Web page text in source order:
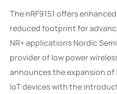
The nRF9151 offers
reduced footprint for
NR+ applications Nordic
provider of low power
announces the expansion of
IoT devices with the